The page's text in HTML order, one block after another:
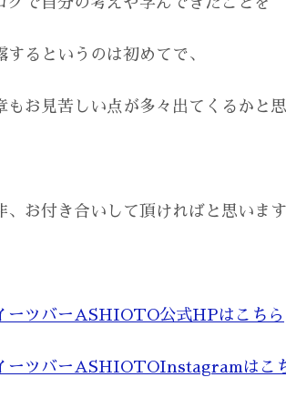
するというのは初めてで、
もお見苦しい点が多々出てくるかと思
、お付き合いして頂ければと思います
ーツバーASHIOTO公式HPはこちら
ーツバーASHIOTOInstagramはこ